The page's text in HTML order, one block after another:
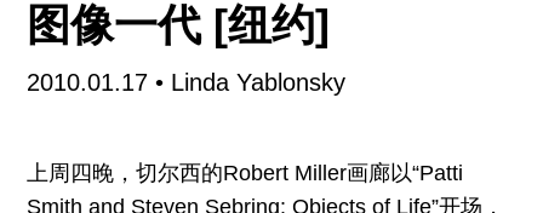
位于纽约市东部的儿童收容所——家庭资源中心
（Family Resource Center）。一直活跃于慈善公
益事业，但从来不是社交花蝴蝶的塞拉说：“这个想
了！我都惊了。”房间里除了Agnes Gund和Dorothy
图像一代 [纽约]
2010.01.17• Linda Yablonsky
上周四晚，切尔西的Robert Miller画廊以“Patti
Smith and Steven Sebring: Objects of Life”开场，